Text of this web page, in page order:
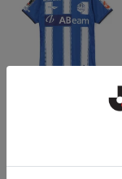
26/27オーセンティックユ
ニフォーム半袖（FP1st）